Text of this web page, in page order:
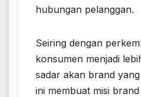
hubungan pelanggan.
Seiring dengan
konsumen menjadi
sadar akan brand
ini membuat misi